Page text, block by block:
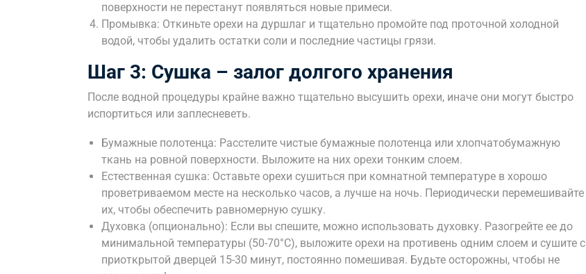
поверхности не перестанут появляться новые примеси.
Промывка: Откиньте орехи на дуршлаг и тщательно промойте под проточной холодной
водой, чтобы удалить остатки соли и последние частицы грязи.
Шаг 3: Сушка – залог долгого хранения
После водной процедуры крайне важно тщательно высушить орехи, иначе они могут быстро
испортиться или заплесневеть.
Бумажные полотенца: Расстелите чистые бумажные полотенца или хлопчатобумажную
ткань на ровной поверхности. Выложите на них орехи тонким слоем.
Естественная сушка: Оставьте орехи сушиться при комнатной температуре в хорошо
проветриваемом месте на несколько часов, а лучше на ночь. Периодически перемешивайте
их, чтобы обеспечить равномерную сушку.
Духовка (опционально): Если вы спешите, можно использовать духовку. Разогрейте ее до
минимальной температуры (50-70°C), выложите орехи на противень одним слоем и сушите с
приоткрытой дверцей 15-30 минут, постоянно помешивая. Будьте осторожны, чтобы не